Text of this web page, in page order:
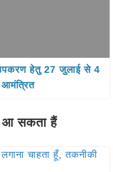
हेतु 27 जुलाई से 4
आ सकता हैं